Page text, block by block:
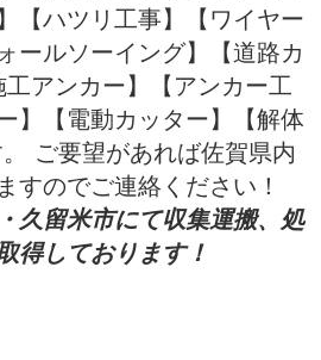
【ハツリ工事】【ワイヤー
ールソーイング】【道路カ
工アンカー】【アンカー工
】【電動カッター】【解体
ご要望があれば佐賀県内
すのでご連絡ください！
久留米市にて収集運搬、処
得しております！